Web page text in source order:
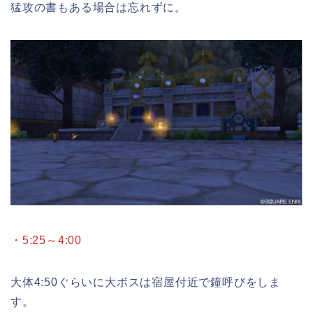
猛攻の書もある場合は忘れずに。
・5:25～4:00
大体4:50ぐらいに大ボスは宿屋付近で鐘呼びをしま
す。